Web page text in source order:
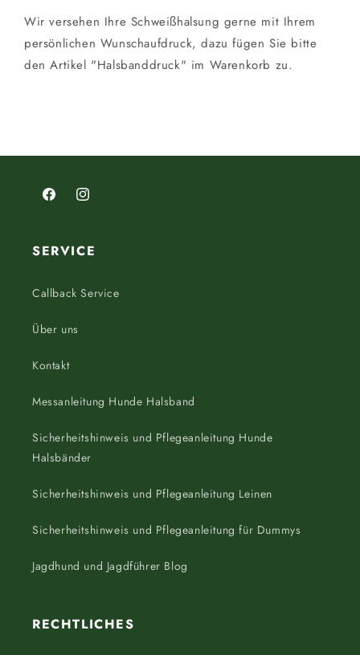
Wir versehen Ihre Schweißhalsung gerne mit Ihrem
persönlichen Wunschaufdruck, dazu fügen Sie bitte
den Artikel "Halsbanddruck" im Warenkorb zu.
FacebookInstagram
SERVICE
Callback Service
Über uns
Kontakt
Messanleitung Hunde Halsband
Sicherheitshinweis und Pflegeanleitung Hunde
Halsbänder
Sicherheitshinweis und Pflegeanleitung Leinen
Sicherheitshinweis und Pflegeanleitung für Dummys
Jagdhund und Jagdführer Blog
RECHTLICHES